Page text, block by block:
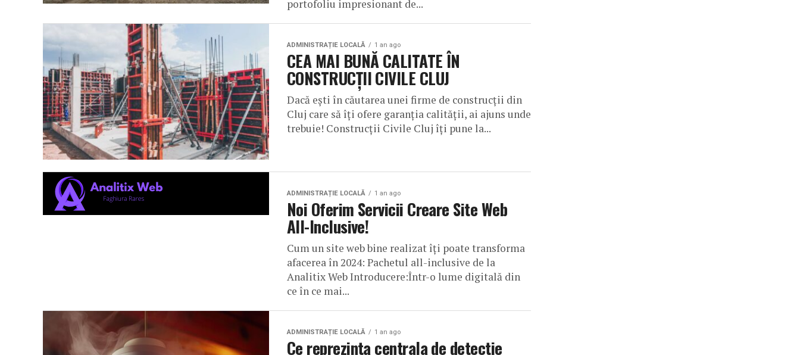
portofoliu impresionant de...
ADMINISTRAȚIE LOCALĂ 1 an ago
CEA MAI BUNĂ CALITATE ÎN
CONSTRUCȚII CIVILE CLUJ
Dacă ești în căutarea unei firme de construcții din
Cluj care să îți ofere garanția calității, ai ajuns unde
trebuie! Construcții Civile Cluj îți pune la...
ADMINISTRAȚIE LOCALĂ 1 an ago
Noi Oferim Servicii Creare Site Web
All-Inclusive!
Cum un site web bine realizat îți poate transforma
afacerea în 2024: Pachetul all-inclusive de la
Analitix Web Introducere:Într-o lume digitală din
ce în ce mai...
ADMINISTRAȚIE LOCALĂ 1 an ago
Ce reprezinta centrala de detectie